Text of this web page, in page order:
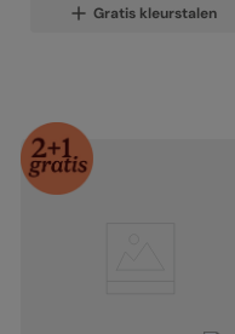
Gratis kleurstalen